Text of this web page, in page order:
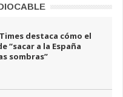
destaca cómo el
“sacar a la España
sombras”